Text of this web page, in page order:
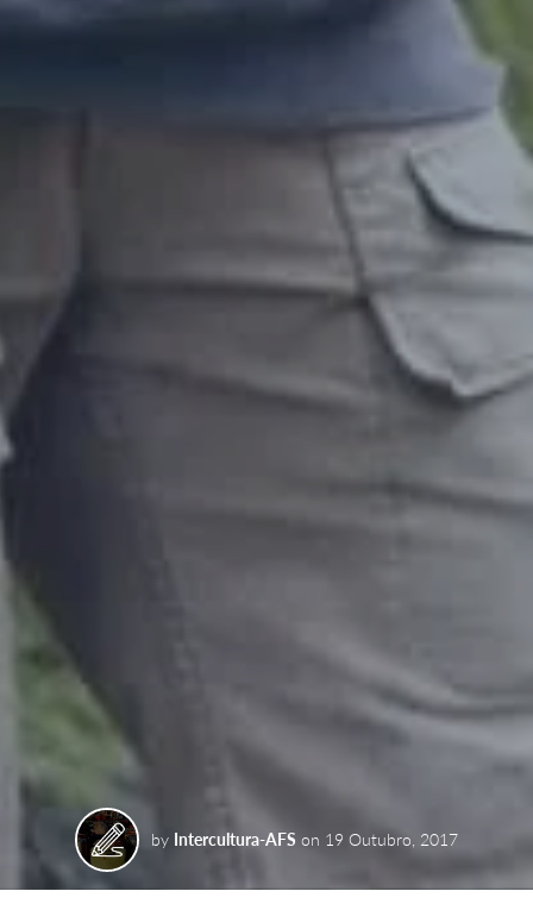
by Intercultura-AFS on 19 Outubro, 2017